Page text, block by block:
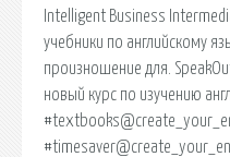
Intelligent Business
учебники по английскому
произношение для.
новый курс по изучению